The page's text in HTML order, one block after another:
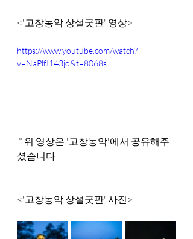
<'고창농악 상설굿판' 영상>
https://www.youtube.com/watch?
v=NaPlfI143jo&t=8068s
* 위 영상은 '고창농악'에서 공유해주
셨습니다.
<'고창농악 상설굿판' 사진>